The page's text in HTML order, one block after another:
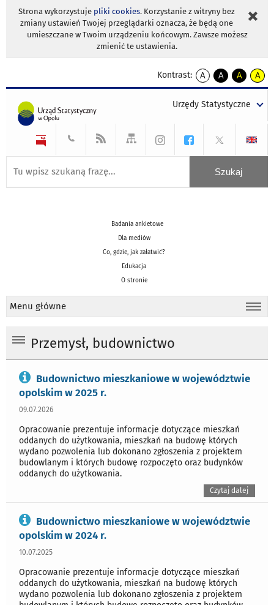
Strona wykorzystuje pliki cookies. Korzystanie z witryny bez
zmiany ustawień Twojej przeglądarki oznacza, że będą one
umieszczane w Twoim urządzeniu końcowym. Zawsze możesz
zmienić te ustawienia.
Kontrast:
A
kontrast
A
kontrast
tekst
czarnym
A
kontrast
tekst
czarnym
A
tekst
żółtym
Urzędy Statystyczne
Badania ankietowe
Dla mediów
Co, gdzie, jak załatwić?
Edukacja
O stronie
Menu główne
Przemysł, budownictwo
Budownictwo mieszkaniowe w województwie
opolskim w 2025 r.
09.07.2026
Opracowanie prezentuje informacje dotyczące mieszkań
oddanych do użytkowania, mieszkań na budowę których
wydano pozwolenia lub dokonano zgłoszenia z projektem
budowlanym i których budowę rozpoczęto oraz budynków
oddanych do użytkowania.
Czytaj dalej
Budownictwo mieszkaniowe w województwie
opolskim w 2024 r.
10.07.2025
Opracowanie prezentuje informacje dotyczące mieszkań
oddanych do użytkowania, mieszkań na budowę których
wydano pozwolenia lub dokonano zgłoszenia z projektem